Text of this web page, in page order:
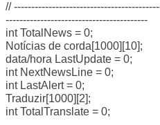
//
-----------------------------------------
int TotalNews = 0;
Notícias de corda[1000][10];
data/hora LastUpdate = 0;
int NextNewsLine = 0;
int LastAlert = 0;
Traduzir[1000][2];
int TotalTranslate = 0;